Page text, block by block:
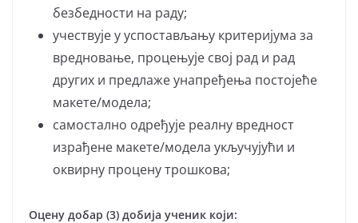
безбедности на раду;
учествује у успостављању критеријума за
вредновање, процењује свој рад и рад
других и предлаже унапређења постојеће
макете/модела;
самостално одређује реалну вредност
израђене макете/модела укључујући и
оквирну процену трошкова;
Оцену добар (3) добија ученик који: